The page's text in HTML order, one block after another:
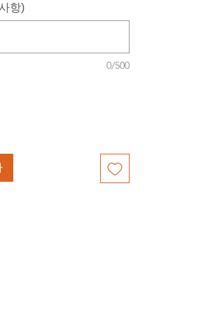
항)
0/500